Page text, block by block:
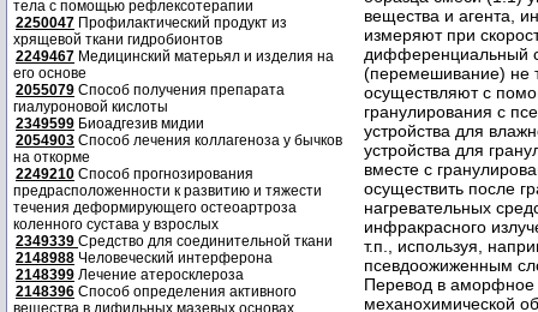
тела с помощью рефлексотерапии
2250047 Профилактический продукт из
хрящевой ткани гидробионтов
2249467 Медицинский матерьял и изделия на
его основе
2055079 Способ получения препарата
гиалуроновой кислоты
2349599 Биоадгезив мидии
2054903 Способ лечения коллагеноза у бычков
на откорме
2249210 Способ прогнозирования
предрасположенности к развитию и тяжести
течения деформирующего остеоартроза
коленного сустава у взрослых
2349339 Средство для соединительной ткани
2148988 Человеческий интерферона
2148399 Лечение атеросклероза
2148396 Способ определения активного
вещества в дифильных мазевых основах